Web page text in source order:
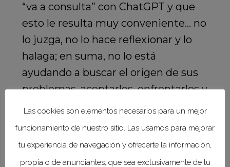
“va a consulta” con ChatGPT y que
esto le resulta muy conveniente… no
lo juzga, no lo hace reflexionar y lo
halaga; en suma, no lo está
ayudando a buscar el origen de sus
problemas, aceptarlos, enfrentarlos y
resolverlos.
Las cookies son elementos necesarios para un mejor
funcionamiento de nuestro sitio. Las usamos para mejorar
tu experiencia de navegación y ofrecerte la información,
propia o de anunciantes, que sea exclusivamente de tu